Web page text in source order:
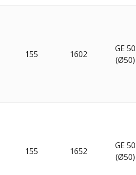
155 1602
GE 50
(Ø50)
155 1652
GE 50
(Ø50)